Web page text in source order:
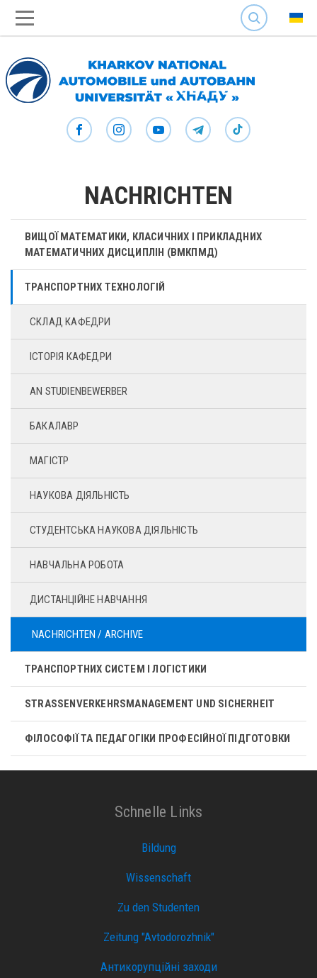
SEARCH
NACHRICHTEN
ВИЩОЇ МАТЕМАТИКИ, КЛАСИЧНИХ І ПРИКЛАДНИХ
МАТЕМАТИЧНИХ ДИСЦИПЛІН (ВМКПМД)
ТРАНСПОРТНИХ ТЕХНОЛОГІЙ
СКЛАД КАФЕДРИ
ІСТОРІЯ КАФЕДРИ
AN STUDIENBEWERBER
БАКАЛАВР
МАГІСТР
НАУКОВА ДІЯЛЬНІСТЬ
СТУДЕНТСЬКА НАУКОВА ДІЯЛЬНІСТЬ
НАВЧАЛЬНА РОБОТА
ДИСТАНЦІЙНЕ НАВЧАННЯ
NACHRICHTEN / ARCHIVE
ТРАНСПОРТНИХ СИСТЕМ І ЛОГІСТИКИ
STRASSENVERKEHRSMANAGEMENT UND SICHERHEIT
ФІЛОСОФІЇ ТА ПЕДАГОГІКИ ПРОФЕСІЙНОЇ ПІДГОТОВКИ
Schnelle Links
Bildung
Wissenschaft
Zu den Studenten
Zeitung "Avtodorozhnik"
Антикорупційні заходи